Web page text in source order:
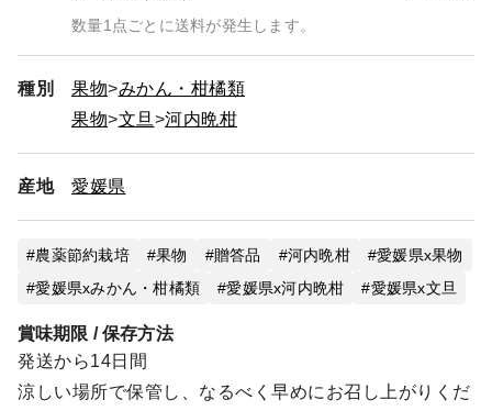
数量1点ごとに送料が発生します。
種別 果物
みかん・柑橘類
果物
文旦 河内晩柑
産地 愛媛県
農薬節約栽培 果物 贈答品 河内晩柑
愛媛県x果物
愛媛県xみかん・柑橘類
愛媛県x河内晩柑 愛媛県x文旦
賞味期限 / 保存方法
発送から14日間
涼しい場所で保管し、なるべく早めにお召し上がりくだ